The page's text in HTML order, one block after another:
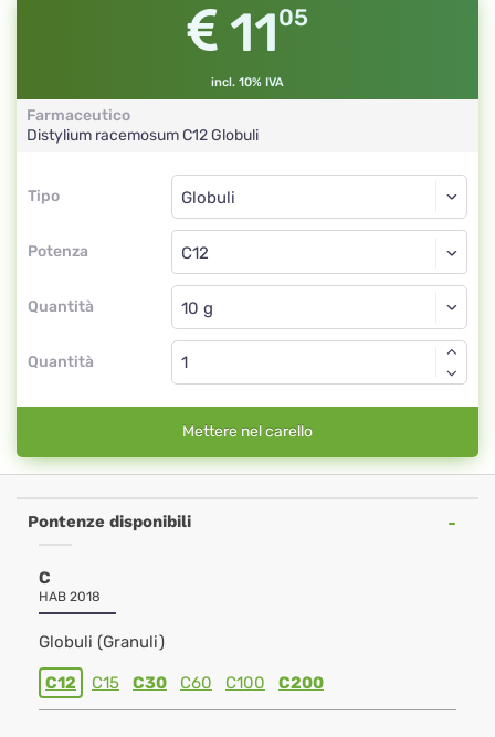
1105
incl. 10% IVA
Farmaceutico
Distylium racemosumC12Globuli
Tipo
Tipo
Potenza
Globuli
C12
Quantità
Globuli
Quantità
Mettere nel carello
Pontenze disponibili
C
HAB 2018
Globuli (Granuli)
C12 C15 C30 C60 C100 C200